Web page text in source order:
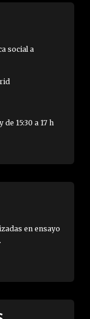
social a
15:30 a 17 h
en ensayo